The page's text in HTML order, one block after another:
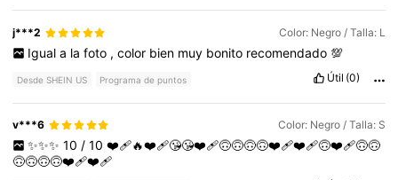
j***2 Color: Negro / Talla: L
Igual a la foto , color bien muy bonito recomendado 💯
Desde SHEIN US Programa de puntos Útil (0)
v***6 Color: Negro / Talla: S
✨✨✨ 10 / 10 ❤️‍🩹🔥❤️‍🩹😘😘❤️‍🩹🙃🙃🙃🙃❤️‍🩹❤️‍🩹🙃❤️‍🩹🙃🙃
🙃🙃🙃🙃❤️‍🩹❤️‍🩹